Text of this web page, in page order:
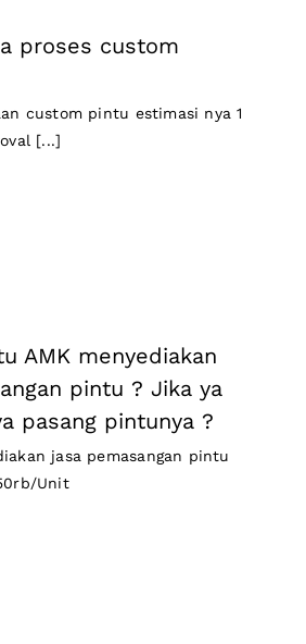
proses custom
custom pintu estimasi nya 1
[...]
AMK menyediakan
pintu ? Jika ya
pasang pintunya ?
jasa pemasangan pintu
Unit